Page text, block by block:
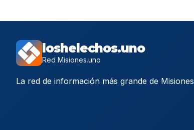
loshelechos.uno
Red Misiones.uno
La red de información más grande de Misiones